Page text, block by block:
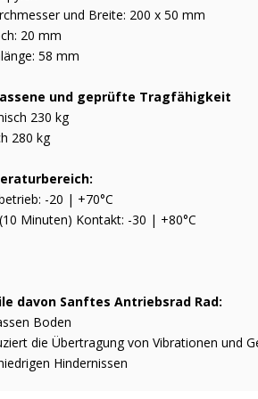
und Breite: 200 x 50 mm
20 mm
58 mm
und geprüfte Tragfähigkeit
230 kg
280 kg
-20 | +70°C
Minuten) Kontakt: -30 | +80°C
davon Sanftes Antriebsrad Rad:
Boden
die Übertragung von Vibrationen und
Hindernissen